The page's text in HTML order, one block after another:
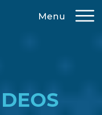
Menu